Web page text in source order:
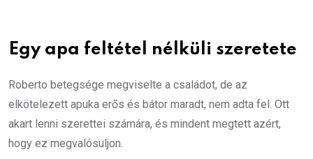
Egy apa feltétel nélküli szeretete
Roberto betegsége megviselte a családot, de az
elkötelezett apuka erős és bátor maradt, nem adta fel. Ott
akart lenni szerettei számára, és mindent megtett azért,
hogy ez megvalósuljon.